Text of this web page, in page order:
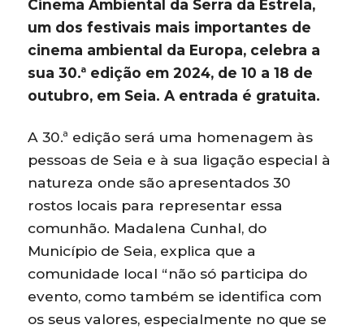
Cinema Ambiental da Serra da Estrela,
um dos festivais mais importantes de
cinema ambiental da Europa, celebra a
sua 30.ª edição em 2024, de 10 a 18 de
outubro, em Seia. A entrada é gratuita.
A 30.ª edição será uma homenagem às
pessoas de Seia e à sua ligação especial à
natureza onde são apresentados 30
rostos locais para representar essa
comunhão. Madalena Cunhal, do
Município de Seia, explica que a
comunidade local “não só participa do
evento, como também se identifica com
os seus valores, especialmente no que se